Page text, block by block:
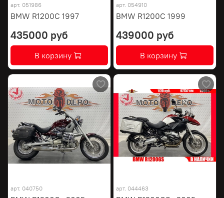
арт. 051986
BMW R1200C 1997
435000 руб
В корзину
арт. 054910
BMW R1200C 1999
439000 руб
В корзину
арт. 040750 арт. 044463